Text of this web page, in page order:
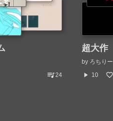
queue_music24
超大作
by ろちりー
play_arrow 10